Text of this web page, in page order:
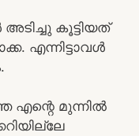
കൂട്ടിയത്
എന്നിട്ടാവൾ
എന്റെ മുന്നിൽ